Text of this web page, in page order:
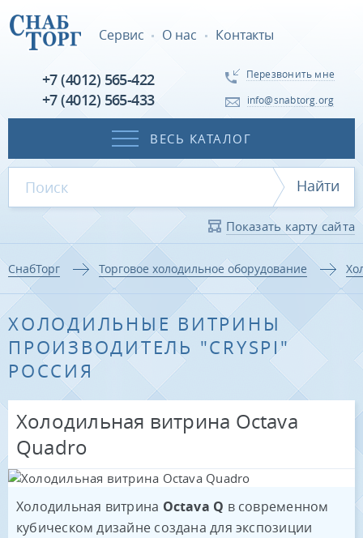
Сервис О нас Контакты
+7 (4012) 565-422
+7 (4012) 565-433
Перезвонить мне
info@snabtorg.org
ВЕСЬ КАТАЛОГ
Найти
Показать карту сайта
СнабТорг Торговое холодильное оборудование
ХОЛОДИЛЬНЫЕ ВИТРИНЫ
ПРОИЗВОДИТЕЛЬ "CRYSPI"
РОССИЯ
Холодильная витрина Octava
Quadro
Холодильная витрина Octava Q в современном
кубическом дизайне создана для экспозиции